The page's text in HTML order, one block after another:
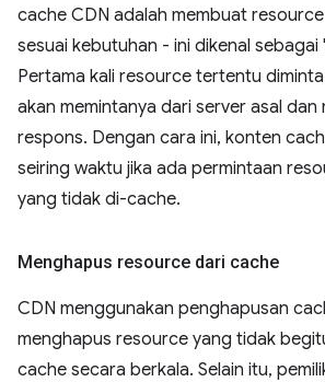
cache CDN adalah membuat
sesuai kebutuhan - ini dikenal sebagai
Pertama kali resource tertentu
akan memintanya dari server asal
respons. Dengan cara ini, konten
seiring waktu jika ada permintaan
yang tidak di-cache.
Menghapus resource dari cache
CDN menggunakan penghapusan
menghapus resource yang tidak
cache secara berkala. Selain itu,